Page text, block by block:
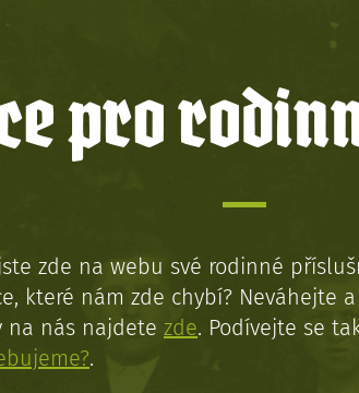
pro
zde na webu své rodinné
které nám zde chybí? Neváhejte
na nás najdete zde. Podívejte se
.